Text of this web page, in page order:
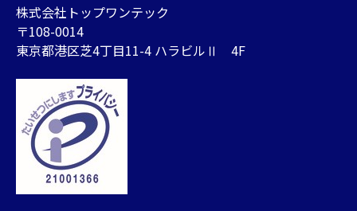
株式会社トップワンテック
〒108-0014
東京都港区芝4丁目11-4 ハラビルⅡ 4F